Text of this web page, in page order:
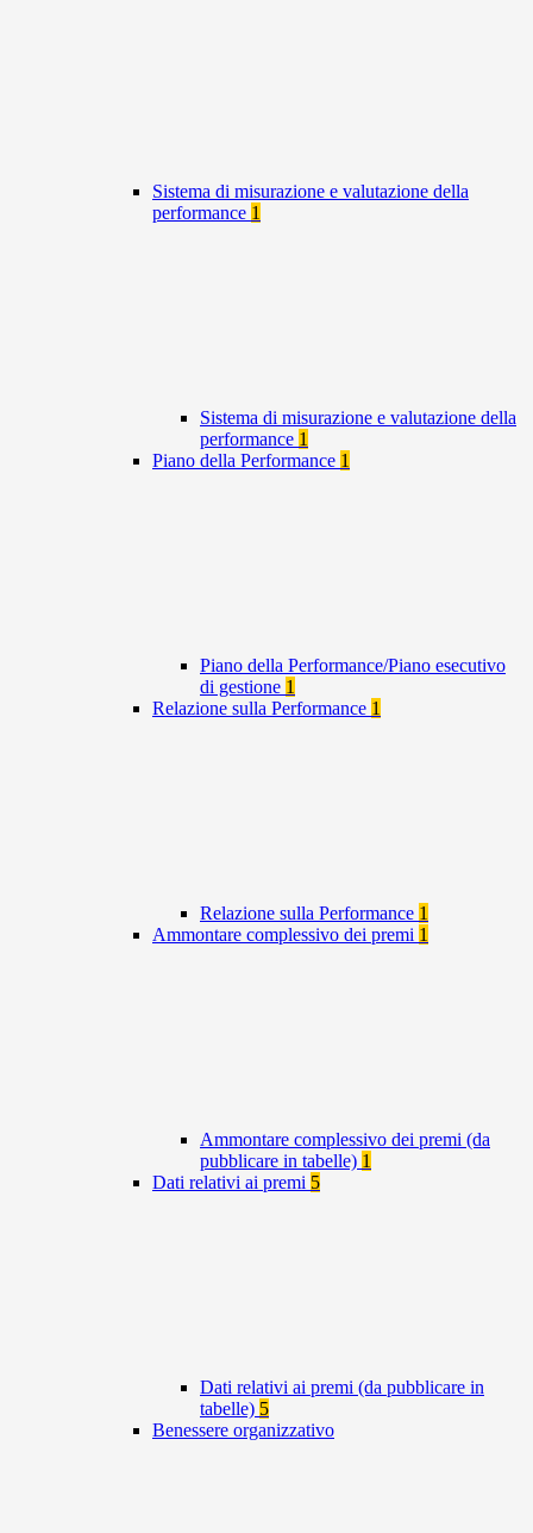
Sistema di misurazione e valutazione della
performance 1
Sistema di misurazione e valutazione della
performance 1
Piano della Performance 1
Piano della Performance/Piano esecutivo
di gestione 1
Relazione sulla Performance 1
Relazione sulla Performance 1
Ammontare complessivo dei premi 1
Ammontare complessivo dei premi (da
pubblicare in tabelle) 1
Dati relativi ai premi 5
Dati relativi ai premi (da pubblicare in
tabelle) 5
Benessere organizzativo